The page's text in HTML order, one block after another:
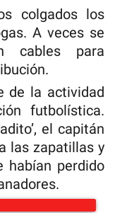
colgados los
A veces se
cables para
de la actividad
futbolística.
el capitán
las zapatillas y
habían perdido